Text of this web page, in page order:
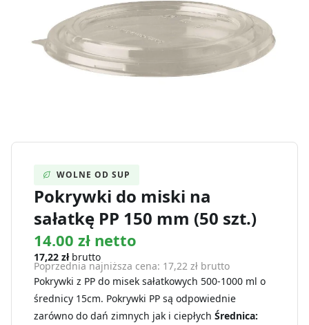
WOLNE OD SUP
Pokrywki do miski na
sałatkę PP 150 mm (50 szt.)
14.00 zł netto
17,22 złbrutto
Poprzednia najniższa cena: 17,22 zł brutto
Pokrywki z PP do misek sałatkowych 500-1000 ml o
średnicy 15cm. Pokrywki PP są odpowiednie
zarówno do dań zimnych jak i ciepłych Średnica: